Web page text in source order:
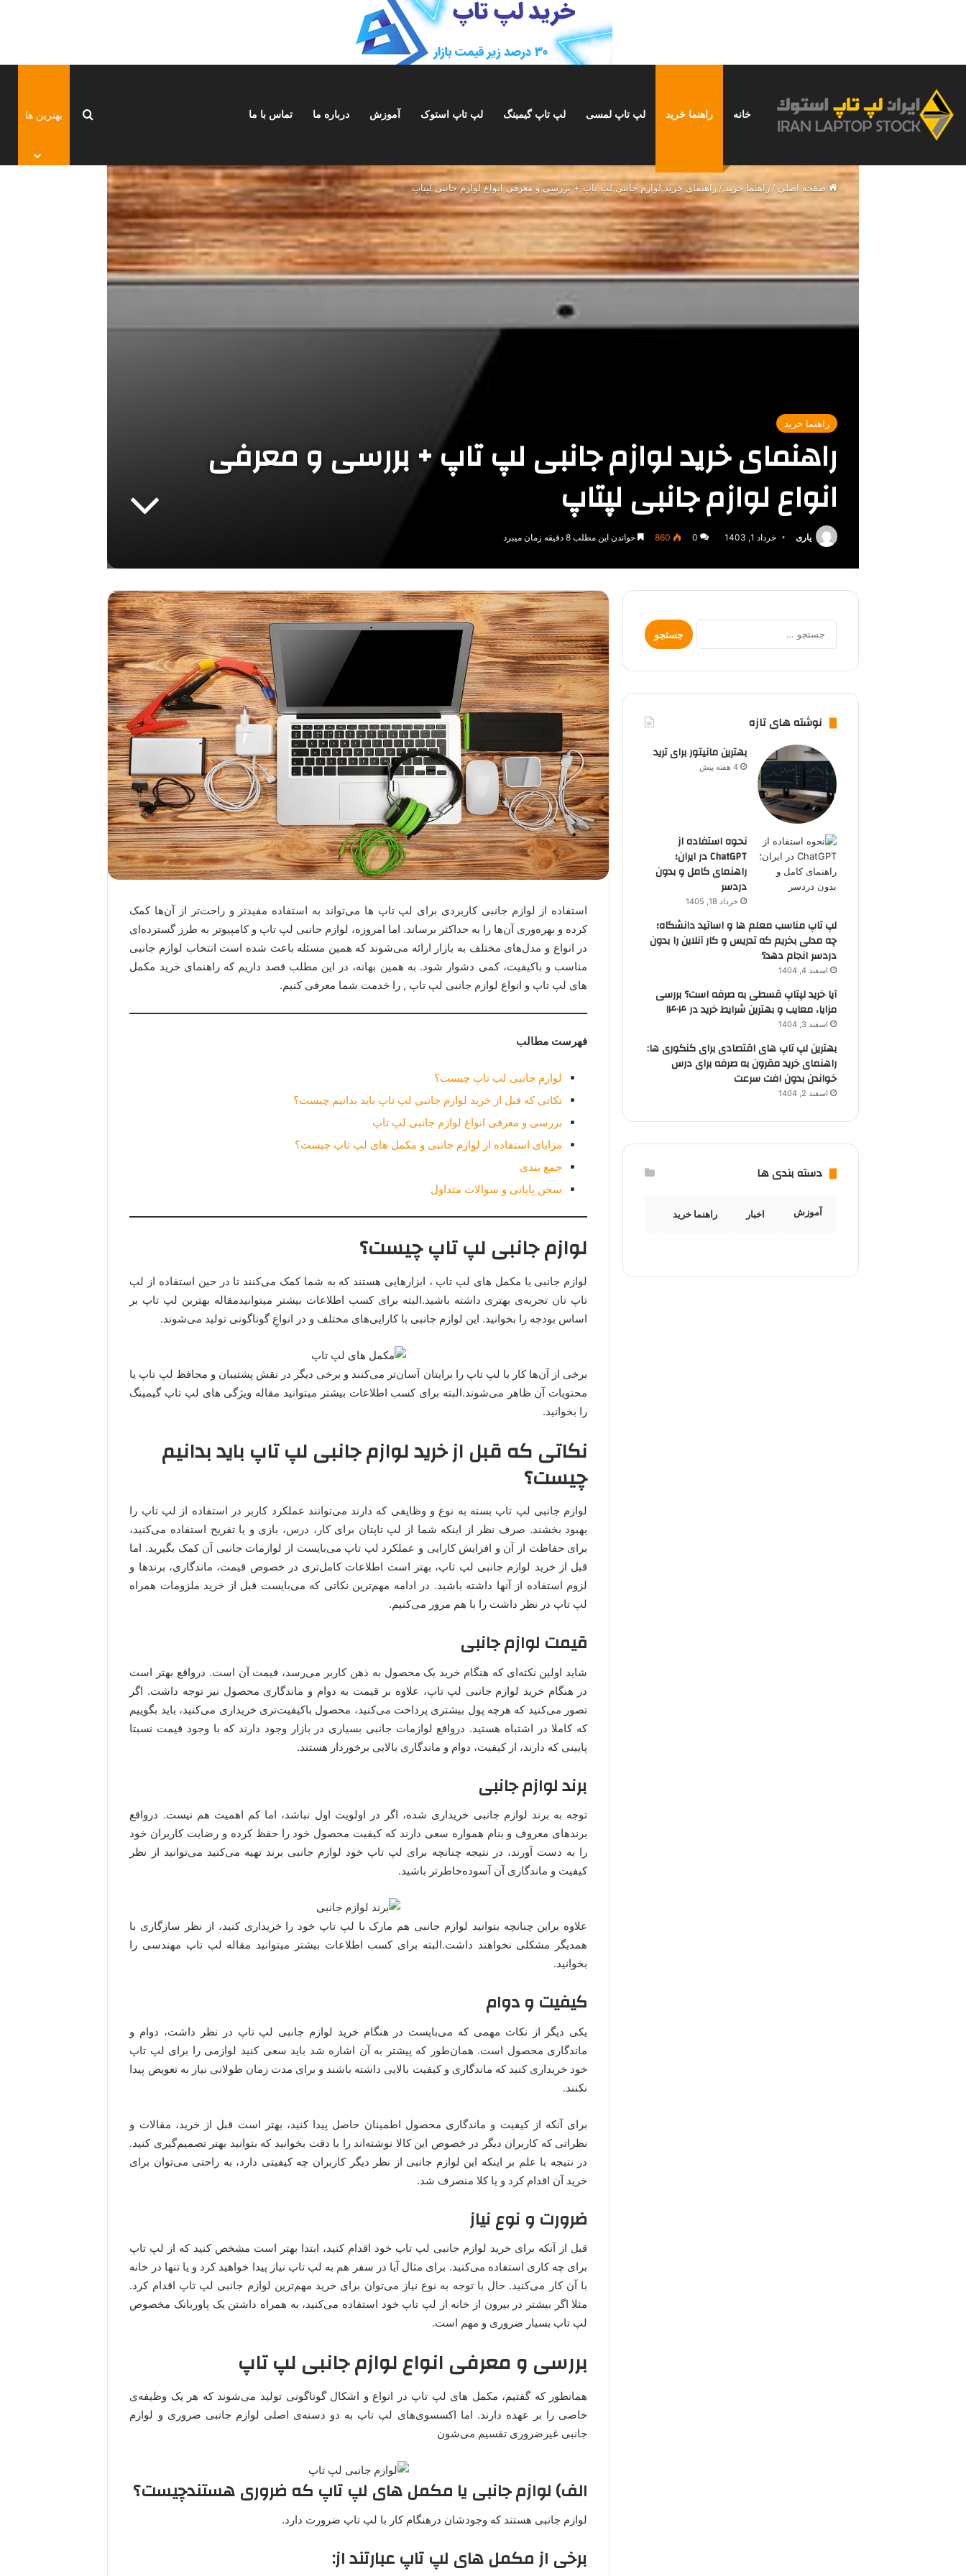
خانه راهنما خرید لپ تاپ لمسی لپ تاپ گیمینگ لپ تاپ استوک آموزش درباره ما تماس با ما جستجو برای
بهترین ها
شنبه, مرداد 17 1405 خبر فوری نحوه استفاده از ChatGPT در ایران؛ راهنمای کامل و بدون دردسر
صفحه اصلی / راهنما خرید / راهنمای خرید لوازم جانبی لپ تاپ + بررسی و معرفی انواع لوازم جانبی لپتاپ
راهنما خرید
راهنمای خرید لوازم جانبی لپ تاپ + بررسی و معرفی
انواع لوازم جانبی لپتاپ
یاری خرداد 1, 1403 0
860 خواندن این مطلب 8 دقیقه زمان میبرد
استفاده از لوازم جانبی کاربردی برای لپ تاپ ها می‌تواند به استفاده مفیدتر و راحت‌تر از آن‌ها کمک
کرده و بهره‌وری آن‌ها را به حداکثر برساند. اما امروزه، لوازم جانبی لپ تاپ و کامپیوتر به طرز گسترده‌ای
در انواع و مدل‌های مختلف به بازار ارائه می‌شوند که همین مسئله باعث شده است انتخاب لوازم جانبی
مناسب و باکیفیت، کمی دشوار شود. به همین بهانه، در این مطلب قصد داریم که راهنمای خرید مکمل
های لپ تاپ و انواع لوازم جانبی لپ تاپ , را خدمت شما معرفی کنیم.
فهرست مطالب
لوازم جانبی لپ تاپ چیست؟
نکاتی که قبل از خرید لوازم جانبی لپ تاپ باید بدانیم چیست؟
بررسی و معرفی انواع لوازم جانبی لپ تاپ
مزایای استفاده از لوازم جانبی و مکمل های لپ تاپ چیست؟
جمع بندی
سخن پایانی و سوالات متداول
لوازم جانبی لپ تاپ چیست؟
لوازم جانبی یا مکمل های لپ تاپ ، ابزارهایی هستند که به شما کمک می‌کنند تا در حین استفاده از لپ
تاپ تان تجربه‌‌ی بهتری داشته باشید.البته برای کسب اطلاعات بیشتر میتوانیدمقاله بهترین لپ تاپ بر
اساس بودجه را بخوانید. این لوازم جانبی با کارایی‌های مختلف و در انواعِ گوناگونی تولید می‌شوند.
برخی از آن‌ها کار با لپ تاپ را برایتان آسان‌تر می‌کنند و برخی دیگر در نقش پشتیبان و محافظ لپ تاپ یا
محتویات آن ظاهر می‌شوند.البته برای کسب اطلاعات بیشتر میتوانید مقاله ویژگی های لپ تاپ گیمینگ
را بخوانید.
نکاتی که قبل از خرید لوازم جانبی لپ تاپ باید بدانیم
چیست؟
لوازم جانبی لپ تاپ بسته به نوع و وظایفی که دارند می‌توانند عملکرد کاربر در استفاده از لپ تاپ را
بهبود بخشند. صرف نظر از اینکه شما از لپ تاپتان برای کار، درس، بازی و یا تفریح استفاده می‌کنید،
برای حفاظت از آن و افزایش کارایی و عملکرد لپ تاپ می‌بایست از لوازمات جانبی آن کمک بگیرید. اما
قبل از خرید لوازم جانبی لپ تاپ، بهتر است اطلاعات کامل‌تری در خصوص قیمت، ماندگاری، برندها و
لزوم استفاده از آنها داشته باشید. در ادامه مهم‌ترین نکاتی که می‌بایست قبل از خرید ملزومات همراه
لپ تاپ در نظر داشت را با هم مرور می‌کنیم.
قیمت لوازم جانبی
شاید اولین نکته‌ای که هنگام خرید یک محصول به ذهن کاربر می‌رسد، قیمت آن است. درواقع بهتر است
در هنگام خرید لوازم جانبی لپ تاپ، علاوه بر قیمت به دوام و ماندگاری محصول نیز توجه داشت. اگر
تصور می‌کنید که هرچه پول بیشتری پرداخت می‌کنید، محصول باکیفیت‌تری خریداری می‌کنید، باید بگوییم
که کاملا در اشتباه هستید. درواقع لوازمات جانبی بسیاری در بازار وجود دارند که با وجود قیمت نسبتا
پایینی که دارند، از کیفیت، دوام و ماندگاری بالایی برخوردار هستند.
برند لوازم جانبی
توجه به برند لوازم جانبی خریداری شده، اگر در اولویت اول نباشد، اما کم اهمیت هم نیست. درواقع
برندهای معروف و بنام همواره سعی دارند که کیفیت محصول خود را حفظ کرده و رضایت کاربران خود
را به دست آورند، در نتیجه چنانچه برای لپ تاپ خود لوازم جانبی برند تهیه می‌کنید می‌توانید از نظر
کیفیت و ماندگاری آن آسوده‌خاطرتر باشید.
علاوه براین چنانچه بتوانید لوازم جانبی هم مارک با لپ تاپ خود را خریداری کنید، از نظر سازگاری با
همدیگر مشکلی نخواهند داشت.البته برای کسب اطلاعات بیشتر میتوانید مقاله لپ تاپ مهندسی را
بخوانید.
کیفیت و دوام
یکی دیگر از نکات مهمی که می‌بایست در هنگام خرید لوازم جانبی لپ تاپ در نظر داشت، دوام و
ماندگاری محصول است. همان‌طور که پیشتر به آن اشاره شد باید سعی کنید لوازمی را برای لپ تاپ
خود خریداری کنید که ماندگاری و کیفیت بالایی داشته باشند و برای مدت زمان طولانی نیاز به تعویض پیدا
نکنند.
برای آنکه از کیفیت و ماندگاری محصول اطمینان حاصل پیدا کنید، بهتر است قبل از خرید، مقالات و
نظراتی که کاربران دیگر در خصوص این کالا نوشته‌اند را با دقت بخوانید که بتوانید بهتر تصمیم‌گیری کنید.
در نتیجه با علم بر اینکه این لوازم جانبی از نظر دیگر کاربران چه کیفیتی دارد، به راحتی می‌توان برای
خرید آن اقدام کرد و یا کلا منصرف شد.
ضرورت و نوع نیاز
قبل از آنکه برای خرید لوازم جانبی لپ تاپ خود اقدام کنید، ابتدا بهتر است مشخص کنید که از لپ تاپ
برای چه کاری استفاده می‌کنید. برای مثال آیا در سفر هم به لپ تاپ نیاز پیدا خواهید کرد و یا تنها در خانه
با آن کار می‌کنید. حال با توجه به نوع نیاز می‌توان برای خرید مهم‌ترین لوازم جانبی لپ تاپ اقدام کرد.
مثلا اگر بیشتر در بیرون از خانه از لپ تاپ خود استفاده می‌کنید، به همراه داشتن یک پاوربانک مخصوص
لپ تاپ بسیار ضروری و مهم است.
بررسی و معرفی انواع لوازم جانبی لپ تاپ
همانطور که گفتیم، مکمل های لپ تاپ در انواع و اشکال گوناگونی تولید می‌شوند که هر یک وظیفه‌ی
خاصی را بر عهده دارند. اما اکسسوی‌های لپ تاپ به دو دسته‌ی اصلی لوازم جانبی ضروری و لوازم
جانبی غیرضروری تقسیم می‌شون
الف) لوازم جانبی یا مکمل های لپ تاپ که ضروری هستندچیست؟
لوازم جانبی هستند که وجودشان درهنگام کار با لپ تاپ ضرورت دارد.
برخی از مکمل های لپ تاپ عبارتند از:
جستجو
برای:
نوشته های تازه
بهترین مانیتور برای ترید
4 هفته پیش
نحوه استفاده از
ChatGPT در ایران؛
راهنمای کامل و بدون
دردسر
خرداد 18, 1405
لپ تاپ مناسب معلم ها و اساتید دانشگاه؛
چه مدلی بخریم که تدریس و کار آنلاین را بدون
دردسر انجام دهد؟
اسفند 4, 1404
آیا خرید لپتاپ قسطی به صرفه است؟ بررسی
مزایا، معایب و بهترین شرایط خرید در ۱۴۰۴
اسفند 3, 1404
بهترین لپ تاپ های اقتصادی برای کنکوری ها:
راهنمای خرید مقرون به صرفه برای درس
خواندن بدون افت سرعت
اسفند 2, 1404
دسته بندی ها
آموزش اخبار راهنما خرید لپ تاپ استوک لپ تاپ گیمینگ لپ تاپ لمسی